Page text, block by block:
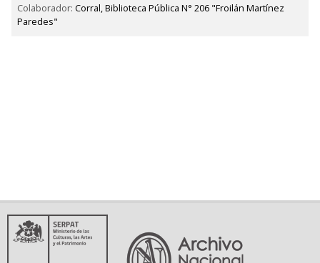
Colaborador: Corral, Biblioteca Pública N° 206 "Froilán Martínez
Paredes"